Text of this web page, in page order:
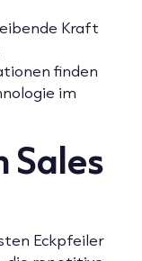
Kraft
finden
im
Sales
Eckpfeiler